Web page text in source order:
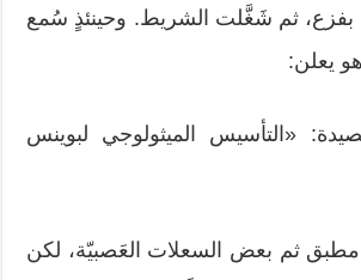
ثم شَغَّلت الشريط. وحينئذٍ سُمع
يعلن:
«التأسيس الميثولوجي لبوينس
ثم بعض السعلات العَصبيّة، لكن